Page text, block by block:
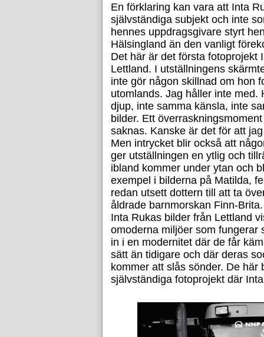
En förklaring kan vara att Inta
självständiga subjekt och inte
hennes uppdragsgivare styrt
Hälsingland än den vanligt
Det här är det första fotoprojekt
Lettland. I utställningens
inte gör någon skillnad om hon
utomlands. Jag håller inte med.
djup, inte samma känsla, inte
bilder. Ett
saknas. Kanske är det för att
Men intrycket blir också att
ger utställningen en ytlig och
ibland kommer under ytan och
exempel i bilderna på Matilda,
redan utsett dottern till att ta
åldrade barnmorskan Finn-Brita.
Inta Rukas bilder från Lettland
omoderna miljöer som fungerar
in i en modernitet där de får
sätt än tidigare och där deras
kommer att slås sönder. De här
självständiga fotoprojekt där